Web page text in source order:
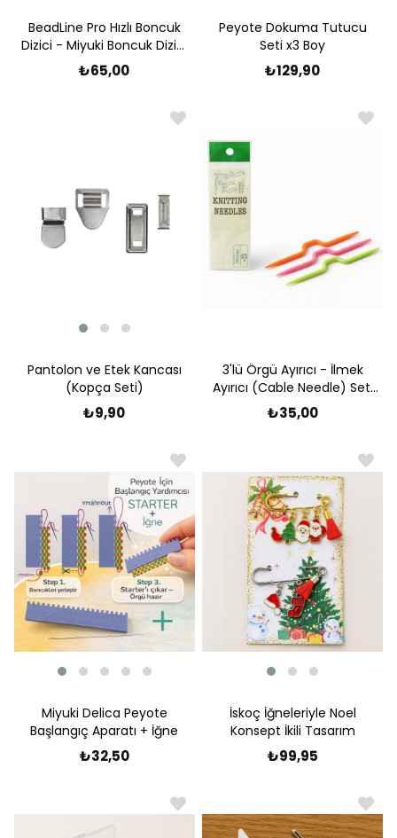
BeadLine Pro Hızlı Boncuk
Dizici - Miyuki Boncuk Dizici
– Tek Hamlede Dizim
Aparatı
₺65,00
Peyote Dokuma Tutucu
Seti x3 Boy
₺129,90
Pantolon ve Etek Kancası
(Kopça Seti)
₺9,90
3'lü Örgü Ayırıcı - İlmek
Ayırıcı (Cable Needle) Seti
– Pratik ve Konforlu
Kullanım
₺35,00
Miyuki Delica Peyote
Başlangıç Aparatı + İğne
₺32,50
İskoç İğneleriyle Noel
Konsept İkili Tasarım
₺99,95